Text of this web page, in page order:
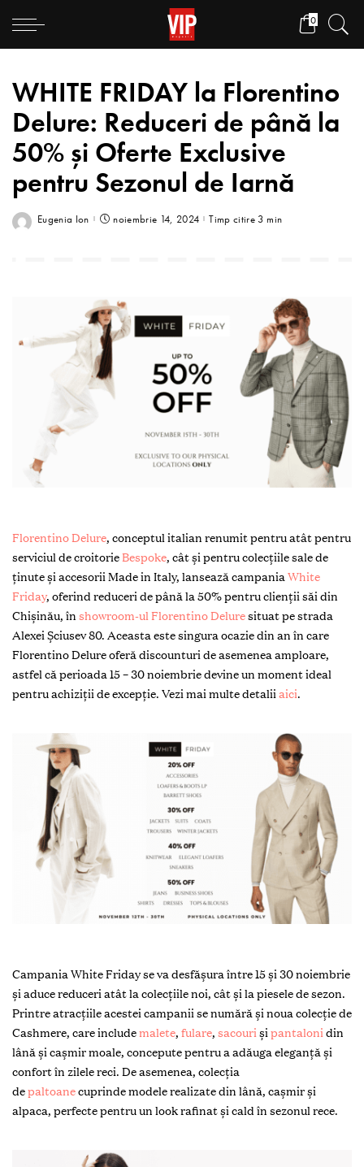
0
WHITE FRIDAY la Florentino
Delure: Reduceri de până la
50% și Oferte Exclusive
pentru Sezonul de Iarnă
Eugenia Ion noiembrie 14, 2024 Timp citire 3 min
Florentino Delure, conceptul italian renumit pentru atât pentru
serviciul de croitorieBespoke, cât și pentru colecțiile sale de
ținute și accesorii Made in Italy, lansează campaniaWhite
Friday, oferind reduceri de până la 50% pentru clienții săi din
Chișinău, în showroom-ul Florentino Deluresituat pe strada
Alexei Șciusev 80. Aceasta este singura ocazie din an în care
Florentino Delure oferă discounturi de asemenea amploare,
astfel că perioada 15 – 30 noiembrie devine un moment ideal
pentru achiziții de excepție. Vezi mai multe detaliiaici.
Campania White Friday se va desfășura între 15 și 30 noiembrie
și aduce reduceri atât la colecțiile noi, cât și la piesele de sezon.
Printre atracțiile acestei campanii se numără și noua colecție de
Cashmere, care includemalete, fulare, sacourișipantalonidin
lână și cașmir moale, concepute pentru a adăuga eleganță și
confort în zilele reci. De asemenea, colecția
depaltoanecuprinde modele realizate din lână, cașmir și
alpaca, perfecte pentru un look rafinat și cald în sezonul rece.